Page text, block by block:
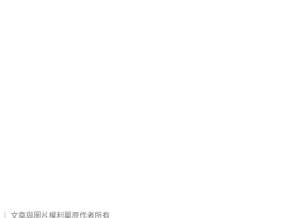
文章與圖片權利屬原作者所有